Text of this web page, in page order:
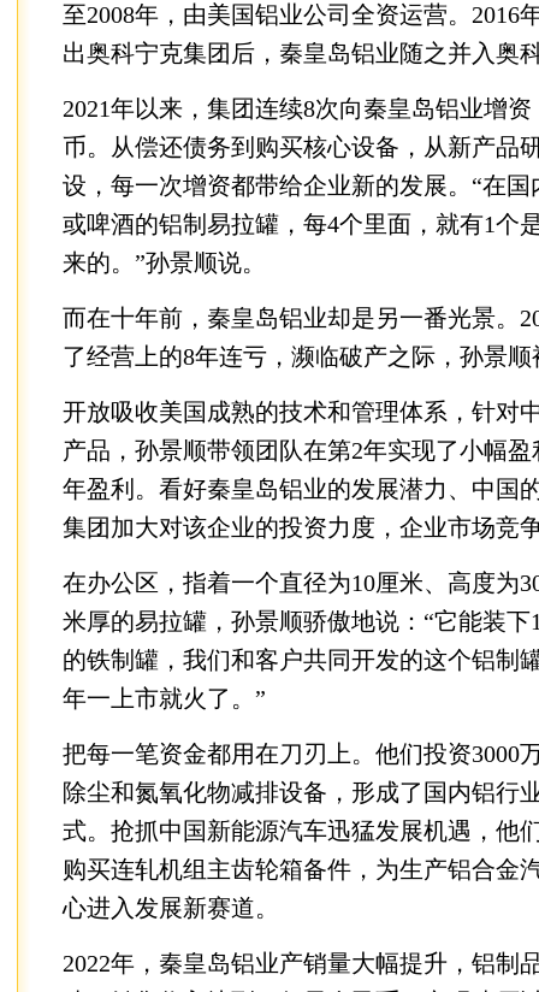
至2008年，由美国铝业公司全资运营。2016
出奥科宁克集团后，秦皇岛铝业随之并入奥
2021年以来，集团连续8次向秦皇岛铝业增
币。从偿还债务到购买核心设备，从新产品
设，每一次增资都带给企业新的发展。“在
或啤酒的铝制易拉罐，每4个里面，就有1个
来的。”孙景顺说。
而在十年前，秦皇岛铝业却是另一番光景。
了经营上的8年连亏，濒临破产之际，孙景
开放吸收美国成熟的技术和管理体系，针对
产品，孙景顺带领团队在第2年实现了小幅盈
年盈利。看好秦皇岛铝业的发展潜力、中国
集团加大对该企业的投资力度，企业市场竞
在办公区，指着一个直径为10厘米、高度为
米厚的易拉罐，孙景顺骄傲地说：“它能装
的铁制罐，我们和客户共同开发的这个铝制
年一上市就火了。”
把每一笔资金都用在刀刃上。他们投资3000
除尘和氮氧化物减排设备，形成了国内铝行
式。抢抓中国新能源汽车迅猛发展机遇，他
购买连轧机组主齿轮箱备件，为生产铝合金
心进入发展新赛道。
2022年，秦皇岛铝业产销量大幅提升，铝制